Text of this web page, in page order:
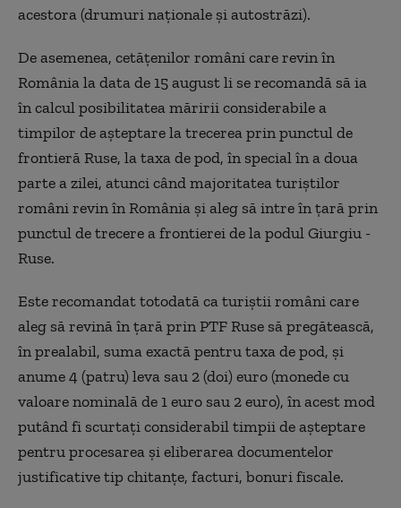
acestora (drumuri naţionale şi autostrăzi).
De asemenea, cetăţenilor români care revin în
România la data de 15 august li se recomandă să ia
în calcul posibilitatea măririi considerabile a
timpilor de aşteptare la trecerea prin punctul de
frontieră Ruse, la taxa de pod, în special în a doua
parte a zilei, atunci când majoritatea turiştilor
români revin în România şi aleg să intre în ţară prin
punctul de trecere a frontierei de la podul Giurgiu -
Ruse.
Este recomandat totodată ca turiştii români care
aleg să revină în ţară prin PTF Ruse să pregătească,
în prealabil, suma exactă pentru taxa de pod, şi
anume 4 (patru) leva sau 2 (doi) euro (monede cu
valoare nominală de 1 euro sau 2 euro), în acest mod
putând fi scurtaţi considerabil timpii de aşteptare
pentru procesarea şi eliberarea documentelor
justificative tip chitanţe, facturi, bonuri fiscale.